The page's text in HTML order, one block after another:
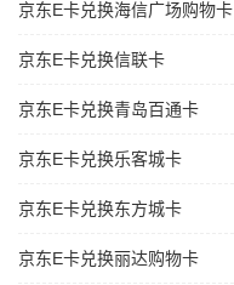
京东E卡兑换海信广场购物卡
京东E卡兑换信联卡
京东E卡兑换青岛百通卡
京东E卡兑换乐客城卡
京东E卡兑换东方城卡
京东E卡兑换丽达购物卡